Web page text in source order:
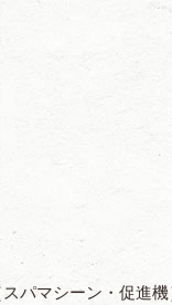
パマシーン・促進機